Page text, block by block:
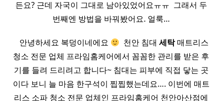
든요? 근데 자국이 그대로 남아있었어요ㅠㅠ ​ 그래서 두
번째엔 방법을 바꿔봤어요. 얼룩…
​ ​ ​ 안녕하세요 복덩이네에요 ​ 천안 침대세탁매트리스
청소 전문 업체 프라임홈케어에서 꼼꼼한 관리를 받은 후
기를 들려 드리려고 합니다~ 침대는 피부에 직접 닿는 곳
이다 보니 늘 마음 한구석이 찝찝했는데요…. 이번에 매트
리스 소파 청소 전문 업체인 프라임홈케어 천안아산점에